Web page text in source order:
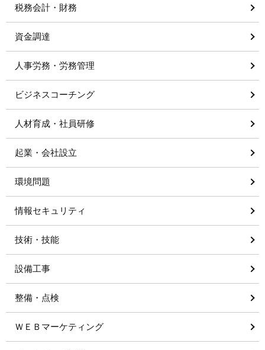
税務会計・財務
資金調達
人事労務・労務管理
ビジネスコーチング
人材育成・社員研修
起業・会社設立
環境問題
情報セキュリティ
技術・技能
設備工事
整備・点検
ＷＥＢマーケティング